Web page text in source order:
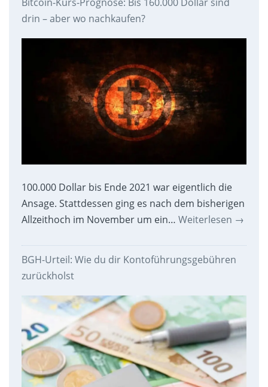
drin – aber wo nachkaufen?
100.000 Dollar bis Ende 2021 war eigentlich die
Ansage. Stattdessen ging es nach dem bisherigen
Allzeithoch im November um ein… Weiterlesen →
BGH-Urteil: Wie du dir Kontoführungsgebühren
zurückholst